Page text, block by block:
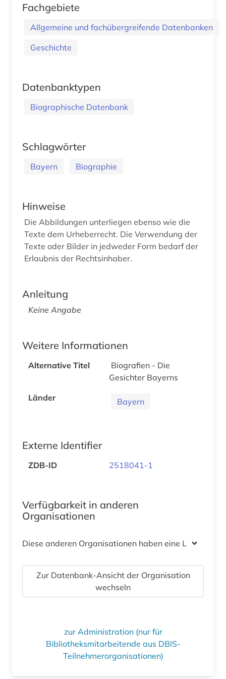
Fachgebiete
Allgemeine und fachübergreifende Datenbanken
Geschichte
Datenbanktypen
Biographische Datenbank
Schlagwörter
Bayern Biographie
Hinweise
Die Abbildungen unterliegen ebenso wie die
Texte dem Urheberrecht. Die Verwendung der
Texte oder Bilder in jedweder Form bedarf der
Erlaubnis der Rechtsinhaber.
Anleitung
Keine Angabe
Weitere Informationen
Alternative Titel
Biografien - Die
Gesichter Bayerns
Länder
Bayern
Externe Identifier
ZDB-ID 2518041-1
Verfügbarkeit in anderen
Organisationen
Diese anderen Organisationen haben eine Lizenz
Zur Datenbank-Ansicht der Organisation
wechseln
zur Administration (nur für
Bibliotheksmitarbeitende aus DBIS-
Teilnehmerorganisationen)